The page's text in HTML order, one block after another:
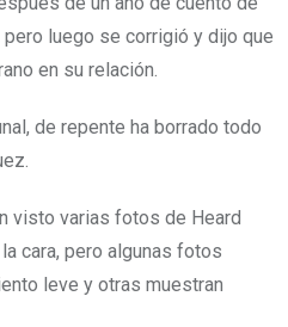
luego se corrigió y dijo que
en su relación.
de repente ha borrado todo
visto varias fotos de Heard
cara, pero algunas fotos
leve y otras muestran